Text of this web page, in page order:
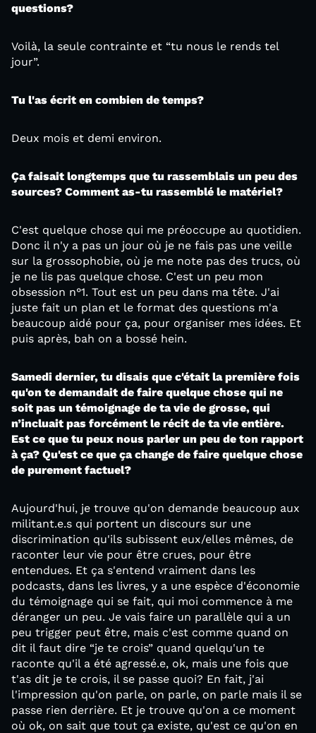
questions?
Voilà, la seule contrainte et “tu nous le rends tel
jour”.
Tu l'as écrit en combien de temps?
Deux mois et demi environ.
Ça faisait longtemps que tu rassemblais un peu des
sources? Comment as-tu rassemblé le matériel?
C'est quelque chose qui me préoccupe au quotidien.
Donc il n'y a pas un jour où je ne fais pas une veille
sur la grossophobie, où je me note pas des trucs, où
je ne lis pas quelque chose. C'est un peu mon
obsession n°1. Tout est un peu dans ma tête. J'ai
juste fait un plan et le format des questions m'a
beaucoup aidé pour ça, pour organiser mes idées. Et
puis après, bah on a bossé hein.
Samedi dernier, tu disais que c'était la première fois
qu'on te demandait de faire quelque chose qui ne
soit pas un témoignage de ta vie de grosse, qui
n’incluait pas forcément le récit de ta vie entière.
Est ce que tu peux nous parler un peu de ton rapport
à ça? Qu'est ce que ça change de faire quelque chose
de purement factuel?
Aujourd'hui, je trouve qu'on demande beaucoup aux
militant.e.s qui portent un discours sur une
discrimination qu'ils subissent eux/elles mêmes, de
raconter leur vie pour être crues, pour être
entendues. Et ça s'entend vraiment dans les
podcasts, dans les livres, y a une espèce d'économie
du témoignage qui se fait, qui moi commence à me
déranger un peu. Je vais faire un parallèle qui a un
peu trigger peut être, mais c'est comme quand on
dit il faut dire “je te crois” quand quelqu'un te
raconte qu'il a été agressé.e, ok, mais une fois que
t'as dit je te crois, il se passe quoi? En fait, j'ai
l'impression qu'on parle, on parle, on parle mais il se
passe rien derrière. Et je trouve qu'on a ce moment
où ok, on sait que tout ça existe, qu'est ce qu'on en